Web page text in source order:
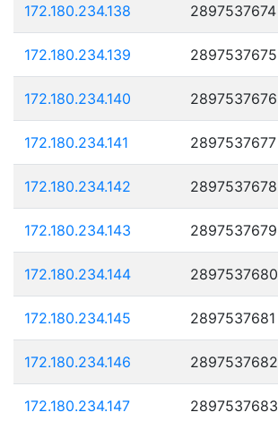
172.180.234.138 2897537674
172.180.234.139 2897537675
172.180.234.140 2897537676
172.180.234.141 2897537677
172.180.234.142 2897537678
172.180.234.143 2897537679
172.180.234.144 2897537680
172.180.234.145 2897537681
172.180.234.146 2897537682
172.180.234.147 2897537683